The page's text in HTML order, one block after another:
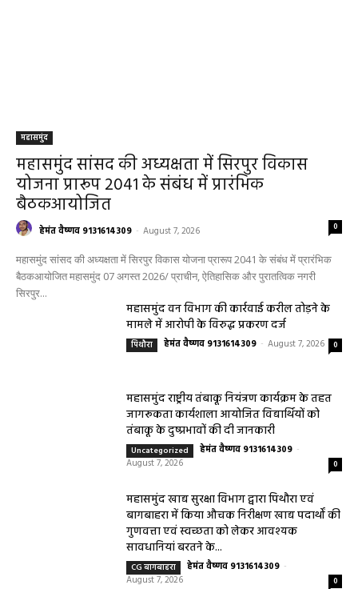
महासमुंद
महासमुंद सांसद की अध्यक्षता में सिरपुर विकास
योजना प्रारूप 2041 के संबंध में प्रारंभिक
बैठकआयोजित
हेमंत वैष्णव 9131614309 - August 7, 2026 0
महासमुंद सांसद की अध्यक्षता में सिरपुर विकास योजना प्रारूप 2041 के संबंध में प्रारंभिक
बैठकआयोजित महासमुंद 07 अगस्त 2026/ प्राचीन, ऐतिहासिक और पुरातत्विक नगरी
सिरपुर...
महासमुंद वन विभाग की कार्रवाई करील तोड़ने के
मामले में आरोपी के विरुद्ध प्रकरण दर्ज
पिथौरा हेमंत वैष्णव 9131614309 - August 7, 2026 0
महासमुंद राष्ट्रीय तंबाकू नियंत्रण कार्यक्रम के तहत
जागरूकता कार्यशाला आयोजित विद्यार्थियों को
तंबाकू के दुष्प्रभावों की दी जानकारी
Uncategorized हेमंत वैष्णव 9131614309 -
August 7, 2026
0
महासमुंद खाद्य सुरक्षा विभाग द्वारा पिथौरा एवं
बागबाहरा में किया औचक निरीक्षण खाद्य पदार्थों की
गुणवत्ता एवं स्वच्छता को लेकर आवश्यक
सावधानियां बरतने के...
CG बागबाहरा हेमंत वैष्णव 9131614309 -
August 7, 2026
0